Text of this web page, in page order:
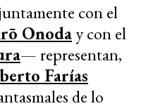
con el
Onoday con el
— representan,
Farías
de lo